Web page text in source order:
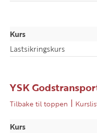
Kurs
Lastsikringskurs
YSK
Tilbake til toppen |
Kurs